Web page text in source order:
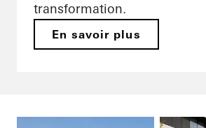
transformation.
En savoir plus